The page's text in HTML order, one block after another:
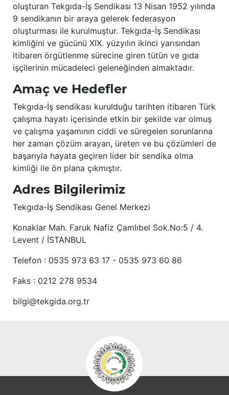
oluşturan Tekgıda-İş Sendikası 13 Nisan 1952 yılında
9 sendikanın bir araya gelerek federasyon
oluşturması ile kurulmuştur. Tekgıda-İş Sendikası
kimliğini ve gücünü XIX. yüzyılın ikinci yarısından
itibaren örgütlenme sürecine giren tütün ve gıda
işçilerinin mücadeleci geleneğinden almaktadır.
Amaç ve Hedefler
Tekgıda-İş sendikası kurulduğu tarihten itibaren Türk
çalışma hayatı içerisinde etkin bir şekilde var olmuş
ve çalışma yaşamının ciddi ve süregelen sorunlarına
her zaman çözüm arayan, üreten ve bu çözümleri de
başarıyla hayata geçiren lider bir sendika olma
kimliği ile ön plana çıkmıştır.
Adres Bilgilerimiz
Tekgıda-İş Sendikası Genel Merkezi
Konaklar Mah. Faruk Nafiz Çamlıbel Sok.No:5 / 4.
Levent / İSTANBUL
Telefon : 0535 973 63 17 - 0535 973 60 86
Faks : 0212 278 9534
bilgi@tekgida.org.tr